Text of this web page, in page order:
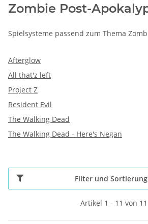
Zombie Post-
Spielsysteme passend zum Thema
Afterglow
All that'z left
Project Z
Resident Evil
The Walking Dead
The Walking Dead - Here's Negan
Filter und Sortierung
Artikel 1 - 11 von 11